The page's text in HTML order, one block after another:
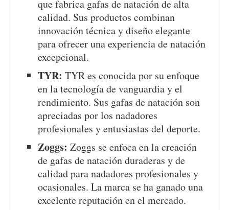
que fabrica gafas de natación de alta
calidad. Sus productos combinan
innovación técnica y diseño elegante
para ofrecer una experiencia de natación
excepcional.
TYR: TYR es conocida por su enfoque
en la tecnología de vanguardia y el
rendimiento. Sus gafas de natación son
apreciadas por los nadadores
profesionales y entusiastas del deporte.
Zoggs: Zoggs se enfoca en la creación
de gafas de natación duraderas y de
calidad para nadadores profesionales y
ocasionales. La marca se ha ganado una
excelente reputación en el mercado.